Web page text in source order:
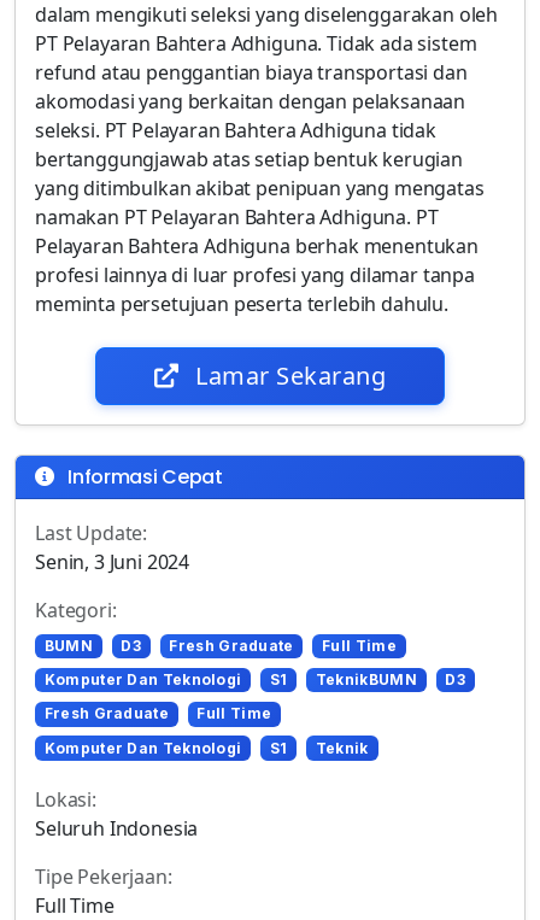
dalam mengikuti seleksi yang diselenggarakan oleh
PT Pelayaran Bahtera Adhiguna. Tidak ada sistem
refund atau penggantian biaya transportasi dan
akomodasi yang berkaitan dengan pelaksanaan
seleksi. PT Pelayaran Bahtera Adhiguna tidak
bertanggungjawab atas setiap bentuk kerugian
yang ditimbulkan akibat penipuan yang mengatas
namakan PT Pelayaran Bahtera Adhiguna. PT
Pelayaran Bahtera Adhiguna berhak menentukan
profesi lainnya di luar profesi yang dilamar tanpa
meminta persetujuan peserta terlebih dahulu.
Lamar Sekarang
Informasi Cepat
Last Update:
Senin, 3 Juni 2024
Kategori:
BUMN D3 Fresh Graduate
Full Time
Komputer Dan Teknologi
S1 TeknikBUMN
D3
Fresh Graduate
Full Time
Komputer Dan Teknologi
S1 Teknik
Lokasi:
Seluruh Indonesia
Tipe Pekerjaan:
Full Time